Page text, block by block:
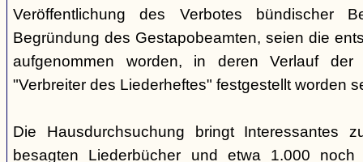
Veröffentlichung des Verbotes bündischer
Begründung des Gestapobeamten, seien die
aufgenommen worden, in deren Verlauf der
"Verbreiter des Liederheftes" festgestellt worden
Die Hausdurchsuchung bringt Interessantes
besagten Liederbücher und etwa 1.000 noch